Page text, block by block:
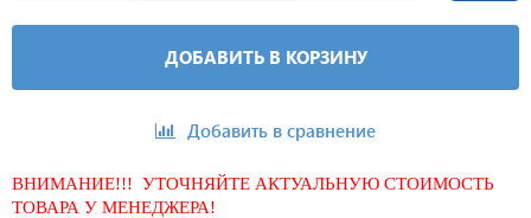
ДОБАВИТЬ В КОРЗИНУ
Добавить в сравнение
ВНИМАНИЕ!!! УТОЧНЯЙТЕ АКТУАЛЬНУЮ СТОИМОСТЬ
ТОВАРА У МЕНЕДЖЕРА!